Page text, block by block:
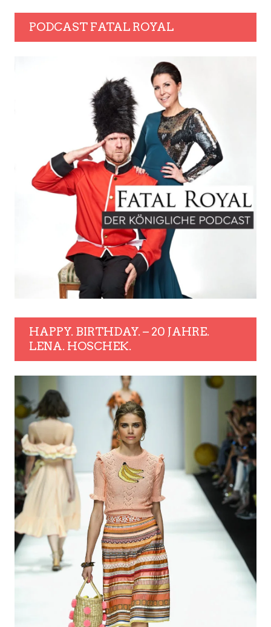
PODCAST FATAL ROYAL
HAPPY. BIRTHDAY. – 20 JAHRE.
LENA. HOSCHEK.